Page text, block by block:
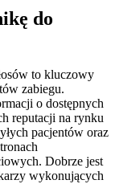
do
to kluczowy
zabiegu.
o dostępnych
reputacji na rynku
pacjentów oraz
Dobrze jest
wykonujących